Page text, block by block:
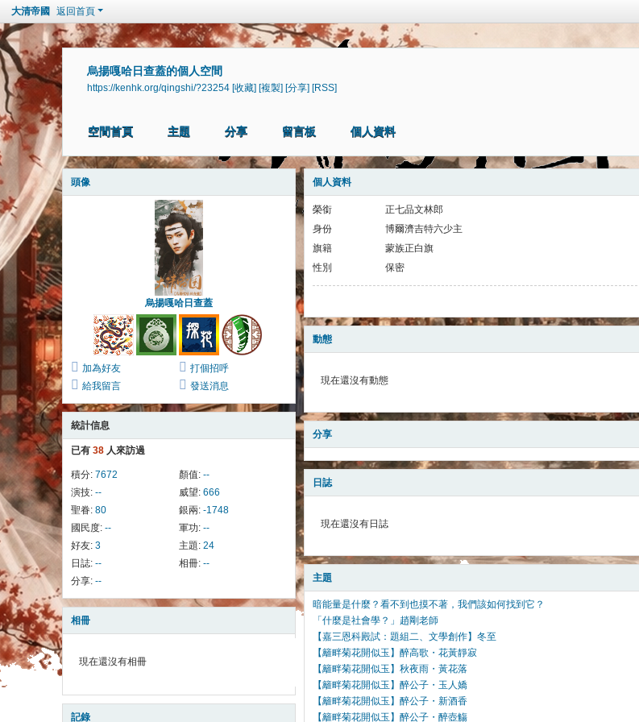
大清帝國 返回首頁
烏揚嘎哈日查蓋的個人空間
https://kenhk.org/qingshi/?23254 [收藏] [複製] [分享] [RSS]
空間首頁 主題 分享 留言板 個人資料
頭像
烏揚嘎哈日查蓋
加為好友
打個招呼
給我留言
發送消息
統計信息
已有 38 人來訪過
積分: 7672 顏值: --
演技: -- 威望: 666
聖眷: 80 銀兩: -1748
國民度: -- 軍功: --
好友: 3 主題: 24
日誌: -- 相冊: --
分享: --
相冊
現在還沒有相冊
記錄
個人資料
榮銜
正七品文林郎
身份
博爾濟吉特六少主
旗籍
蒙族正白旗
性別
保密
動態
現在還沒有動態
分享
日誌
現在還沒有日誌
主題
暗能量是什麼？看不到也摸不著，我們該如何找到它？
「什麼是社會學？」趙剛老師
【嘉三恩科殿試：題組二、文學創作】冬至
【籬畔菊花開似玉】醉高歌・花黃靜寂
【籬畔菊花開似玉】秋夜雨・黃花落
【籬畔菊花開似玉】醉公子・玉人嬌
【籬畔菊花開似玉】醉公子・新酒香
【籬畔菊花開似玉】醉公子・醉壺觴